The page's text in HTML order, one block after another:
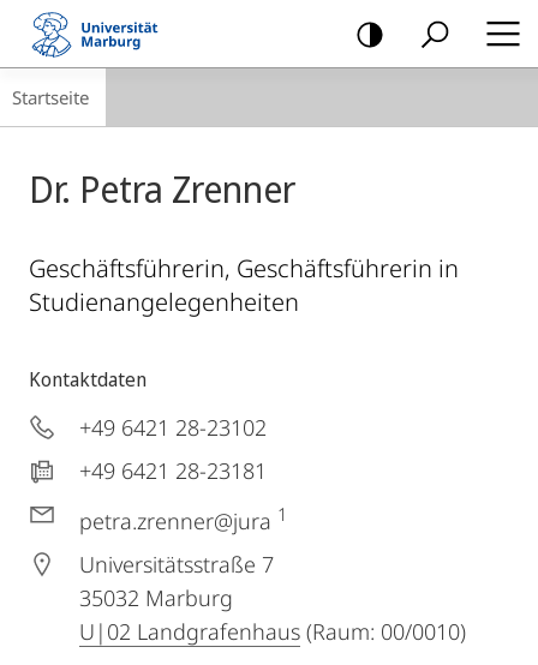
Mobile-
Navigation
Navigation
Startseite
Dr. Petra Zrenner
Geschäftsführerin, Geschäftsführerin in
Studienangelegenheiten
Kontaktdaten
+49 6421 28-23102
+49 6421 28-23181
petra.zrenner@jura 1
Universitätsstraße 7
35032 Marburg
U|02 Landgrafenhaus (Raum: 00/0010)